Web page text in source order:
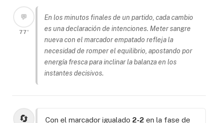
💬
77'
En los minutos finales de un partido, cada cambio
es una declaración de intenciones. Meter sangre
nueva con el marcador empatado refleja la
necesidad de romper el equilibrio, apostando por
energía fresca para inclinar la balanza en los
instantes decisivos.
🔄 Con el marcador igualado 2-2 en la fase de